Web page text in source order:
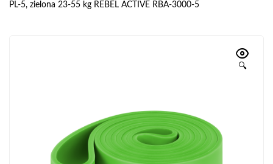
PL-5, zielona 23-55 kg REBEL ACTIVE RBA-3000-5
🔍